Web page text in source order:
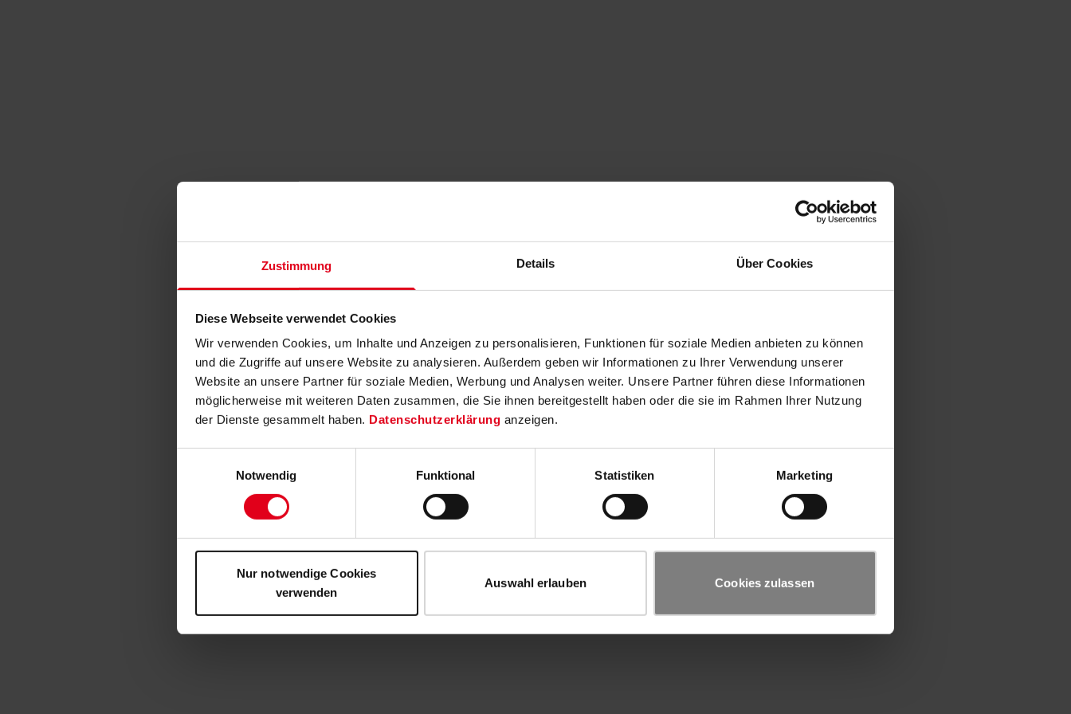
Zustimmung Details Über Cookies
Diese Webseite verwendet Cookies
Wir verwenden Cookies, um Inhalte und Anzeigen zu personalisieren, Funktionen für soziale Medien anbieten zu können
und die Zugriffe auf unsere Website zu analysieren. Außerdem geben wir Informationen zu Ihrer Verwendung unserer
Website an unsere Partner für soziale Medien, Werbung und Analysen weiter. Unsere Partner führen diese Informationen
möglicherweise mit weiteren Daten zusammen, die Sie ihnen bereitgestellt haben oder die sie im Rahmen Ihrer Nutzung
der Dienste gesammelt haben. Datenschutzerklärung anzeigen.
Notwendig
Funktional Statistiken Marketing
Nur notwendige Cookies
verwenden
Auswahl erlauben Cookies zulassen